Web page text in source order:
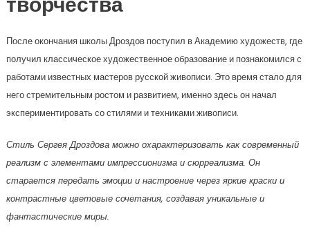
творчества
После окончания школы Дроздов поступил в Академию художеств, где
получил классическое художественное образование и познакомился с
работами известных мастеров русской живописи. Это время стало для
него стремительным ростом и развитием, именно здесь он начал
экспериментировать со стилями и техниками живописи.
Стиль Сергея Дроздова можно охарактеризовать как современный
реализм с элементами импрессионизма и сюрреализма. Он
старается передать эмоции и настроение через яркие краски и
контрастные цветовые сочетания, создавая уникальные и
фантастические миры.